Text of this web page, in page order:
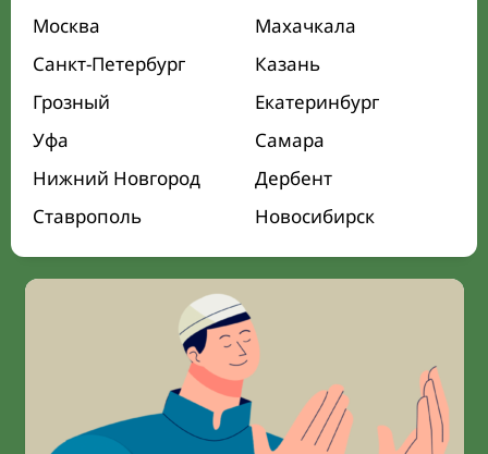
Москва
Махачкала
Санкт-Петербург
Казань
Грозный
Екатеринбург
Уфа
Самара
Нижний Новгород
Дербент
Ставрополь
Новосибирск